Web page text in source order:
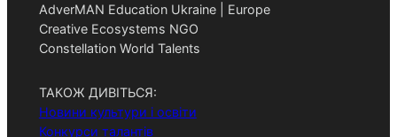
AdverMAN Education Ukraine | Europe
Creative Ecosystems NGO
Constellation World Talents
ТАКОЖ ДИВІТЬСЯ:
Новини культури і освіти
Конкурси талантів